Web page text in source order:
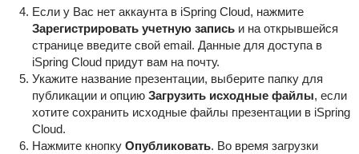
Если у Вас нет аккаунта в iSpring Cloud, нажмите
Зарегистрировать учетную записьи на открывшейся
странице введите свой email. Данные для доступа в
iSpring Cloud придут вам на почту.
Укажите название презентации, выберите папку для
публикации и опцию Загрузить исходные файлы, если
хотите сохранить исходные файлы презентации в iSpring
Cloud.
Нажмите кнопку Опубликовать. Во время загрузки